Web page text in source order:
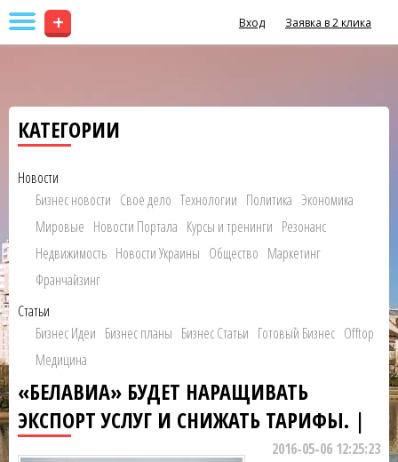
+ Вход Заявка в 2 клика
КАТЕГОРИИ
Новости
Бизнес новости Свое дело Технологии Политика Экономика
Мировые Новости Портала Курсы и тренинги Резонанс
Недвижимость Новости Украины Общество Маркетинг
Франчайзинг
Статьи
Бизнес Идеи Бизнес планы Бизнес Статьи Готовый Бизнес Offtop
Медицина
«БЕЛАВИА» БУДЕТ НАРАЩИВАТЬ
ЭКСПОРТ УСЛУГ И СНИЖАТЬ ТАРИФЫ. |
2016-05-06 12:25:23